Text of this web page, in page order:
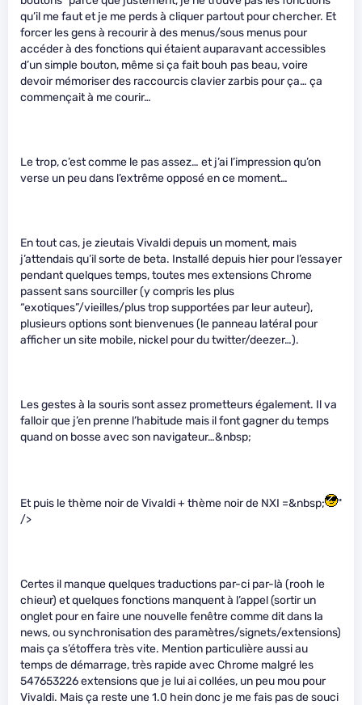
qu’il me faut et je me perds à cliquer partout pour chercher. Et
forcer les gens à recourir à des menus/sous menus pour
accéder à des fonctions qui étaient auparavant accessibles
d’un simple bouton, même si ça fait bouh pas beau, voire
devoir mémoriser des raccourcis clavier zarbis pour ça… ça
commençait à me courir…
Le trop, c’est comme le pas assez… et j’ai l’impression qu’on
verse un peu dans l’extrême opposé en ce moment…
En tout cas, je zieutais Vivaldi depuis un moment, mais
j’attendais qu’il sorte de beta. Installé depuis hier pour l’essayer
pendant quelques temps, toutes mes extensions Chrome
passent sans sourciller (y compris les plus
“exotiques”/vieilles/plus trop supportées par leur auteur),
plusieurs options sont bienvenues (le panneau latéral pour
afficher un site mobile, nickel pour du twitter/deezer…).
Les gestes à la souris sont assez prometteurs également. Il va
falloir que j’en prenne l’habitude mais il font gagner du temps
quand on bosse avec son navigateur…&nbsp;
Et puis le thème noir de Vivaldi + thème noir de NXI =&nbsp;
"
/>
Certes il manque quelques traductions par-ci par-là (rooh le
chieur) et quelques fonctions manquent à l’appel (sortir un
onglet pour en faire une nouvelle fenêtre comme dit dans la
news, ou synchronisation des paramètres/signets/extensions)
mais ça s’étoffera très vite. Mention particulière aussi au
temps de démarrage, très rapide avec Chrome malgré les
547653226 extensions que je lui ai collées, un peu mou pour
Vivaldi. Mais ça reste une 1.0 hein donc je me fais pas de souci